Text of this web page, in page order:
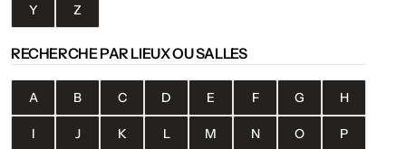
Y Z
RECHERCHE PAR LIEUX OU SALLES
A B C D E F G H
I J K L M N O P